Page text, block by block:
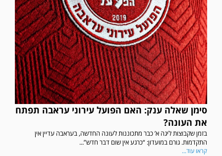
סימן שאלה ענק: האם הפועל עירוני עראבה תפתח
את העונה?
בזמן שקבוצות ליגה א’ כבר מתכוננות לעונה החדשה, בעראבה עדיין אין
התקדמות. גורם במועדון: “כרגע אין שום דבר חדש”...
קראו עוד...